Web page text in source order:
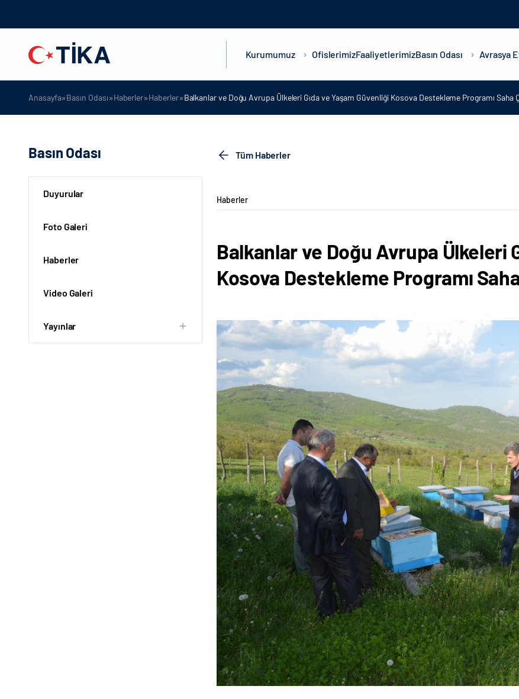
Kurumumuz OfislerimizFaaliyetlerimizBasın Odası Avrasya
Anasayfa»Basın Odası»Haberler»Haberler»Balkanlar ve Doğu Avrupa Ülkeleri Gıda ve Yaşam Güvenliği Kosova Destekleme Programı Saha
Basın Odası
Duyurular
Foto Galeri
Haberler
Video Galeri
Yayınlar
Tüm Haberler
Haberler
Balkanlar ve Doğu Avrupa Ülkeleri
Kosova Destekleme Programı